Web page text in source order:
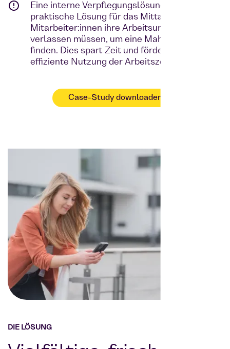
Eine interne Verpflegungslösung bietet eine
praktische Lösung für das Mittagessen, da die
Mitarbeiter:innen ihre Arbeitsumgebung nicht
verlassen müssen, um eine Mahlzeit zu
finden. Dies spart Zeit und fördert eine
effiziente Nutzung der Arbeitszeit.
Case-Study downloaden
DIE LÖSUNG